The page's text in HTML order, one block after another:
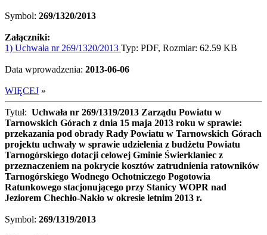
Symbol: 269/1320/2013
Załączniki:
1) Uchwała nr 269/1320/2013 Typ: PDF, Rozmiar: 62.59 KB
Data wprowadzenia: 2013-06-06
WIĘCEJ »
Tytuł: Uchwała nr 269/1319/2013 Zarządu Powiatu w
Tarnowskich Górach z dnia 15 maja 2013 roku w sprawie:
przekazania pod obrady Rady Powiatu w Tarnowskich Górach
projektu uchwały w sprawie udzielenia z budżetu Powiatu
Tarnogórskiego dotacji celowej Gminie Świerklaniec z
przeznaczeniem na pokrycie kosztów zatrudnienia ratowników
Tarnogórskiego Wodnego Ochotniczego Pogotowia
Ratunkowego stacjonującego przy Stanicy WOPR nad
Jeziorem Chechło-Nakło w okresie letnim 2013 r.
Symbol: 269/1319/2013